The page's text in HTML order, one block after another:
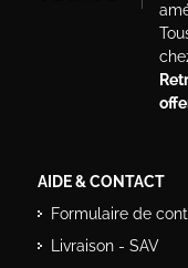
AIDE & CONTACT
Formulaire de
Livraison - SAV